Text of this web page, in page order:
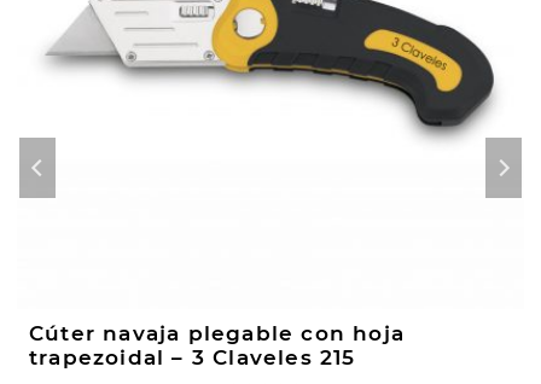
Cúter navaja plegable con hoja
trapezoidal – 3 Claveles 215